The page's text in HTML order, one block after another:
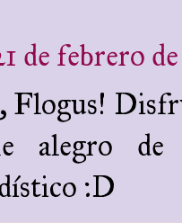
de febrero
Flogus!
alegro de
:D